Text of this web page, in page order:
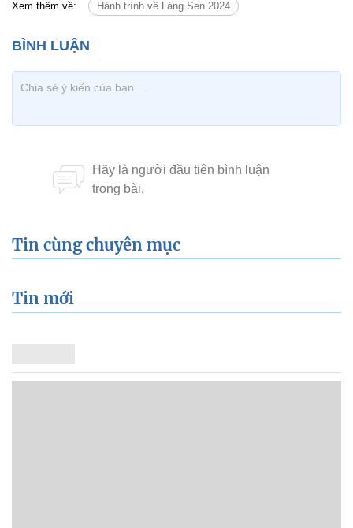
Xem thêm về: Hành trình về Làng Sen 2024
Tin cùng chuyên mục
Tin mới